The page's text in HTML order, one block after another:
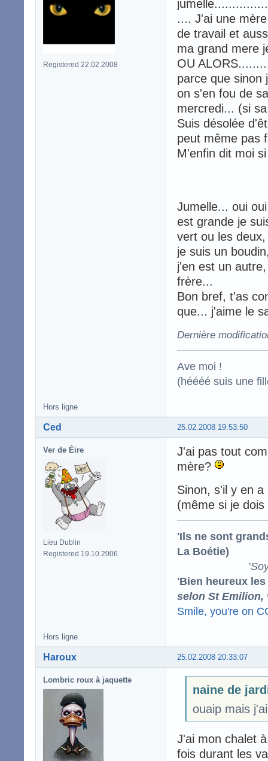
Registered 22.02.2008
.... J'ai une
de travail et
ma grand mere
OU
parce que sinon
on s'en fou de
mercredi... (si
Suis désolée
peut même pas
M'enfin dit moi
Jumelle... oui
est grande je
vert ou les
je suis un
j'en est un
frère...
Bon bref, t'as
que... j'aime le
Dernière
Ave moi !
(héééé suis une
Hors ligne
25.02.2008 19:53:50
Ced
Ver de Éire
Lieu Dublin
Registered 19.10.2006
J'ai pas tout
mère?
Sinon, s'il y en
(même si je
'Ils ne sont
La Boétie)
'
'Bien heureux
selon St Emilion,
Smile, you're on
Hors ligne
25.02.2008 20:33:07
Haroux
Lombric roux à jaquette
naine de
ouaip mais
J'ai mon chalet
fois durant les